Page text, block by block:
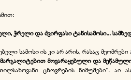
ჭრელი და ძვირფასი ტანისამოსი...
სამოსი ის კი არ არის, რასაც
მოვარაყებული და მეწამული
ცხოვრების ნიმუშები". აი